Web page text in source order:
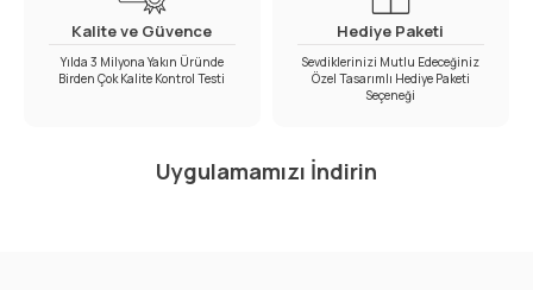
Kalite ve Güvence
Yılda 3 Milyona Yakın Üründe
Birden Çok Kalite Kontrol Testi
Hediye Paketi
Sevdiklerinizi Mutlu Edeceğiniz
Özel Tasarımlı Hediye Paketi
Seçeneği
Uygulamamızı İndirin